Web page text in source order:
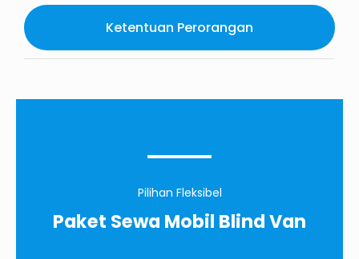
Ketentuan Perorangan
Pilihan Fleksibel
Paket Sewa Mobil Blind Van